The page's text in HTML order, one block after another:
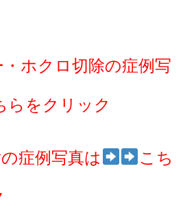
ホクロ切除の症例写
らをクリック
症例写真は こち